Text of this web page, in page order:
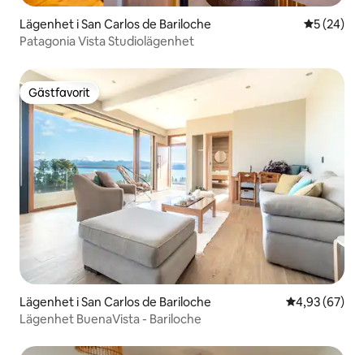
Lägenhet i San Carlos de Bariloche 5 av 5 i
5 (24)
Patagonia Vista Studiolägenhet
Gästfavorit
Gästfavorit
Lägenhet i San Carlos de Bariloche 4,93 av 5 i
4,93 (67)
Lägenhet BuenaVista - Bariloche